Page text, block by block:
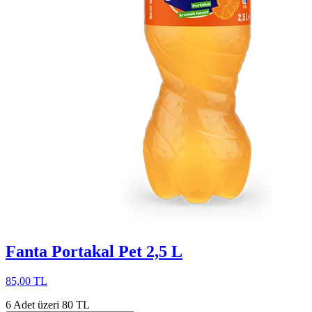
Fanta Portakal Pet 2,5 L
85,00 TL
6 Adet üzeri 80 TL